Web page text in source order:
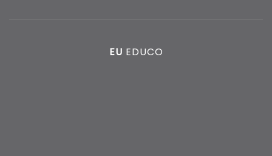
EU EDUCO